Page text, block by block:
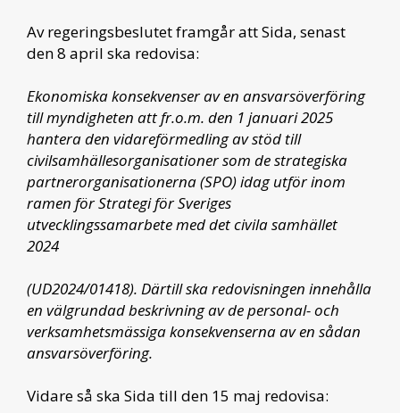
Av regeringsbeslutet framgår att Sida, senast
den 8 april ska redovisa:
Ekonomiska konsekvenser av en ansvarsöverföring
till myndigheten att fr.o.m. den 1 januari 2025
hantera den vidareförmedling av stöd till
civilsamhällesorganisationer som de strategiska
partnerorganisationerna (SPO) idag utför inom
ramen för Strategi för Sveriges
utvecklingssamarbete med det civila samhället
2024
(UD2024/01418). Därtill ska redovisningen innehålla
en välgrundad beskrivning av de personal- och
verksamhetsmässiga konsekvenserna av en sådan
ansvarsöverföring.
Vidare så ska Sida till den 15 maj redovisa: